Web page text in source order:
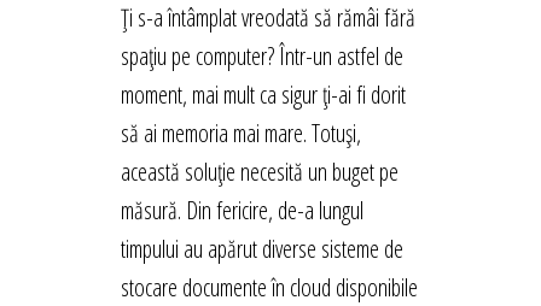
Ți s-a întâmplat vreodată să rămâi fără
spațiu pe computer? Într-un astfel de
moment, mai mult ca sigur ți-ai fi dorit
să ai memoria mai mare. Totuși,
această soluție necesită un buget pe
măsură. Din fericire, de-a lungul
timpului au apărut diverse sisteme de
stocare documente în cloud disponibile